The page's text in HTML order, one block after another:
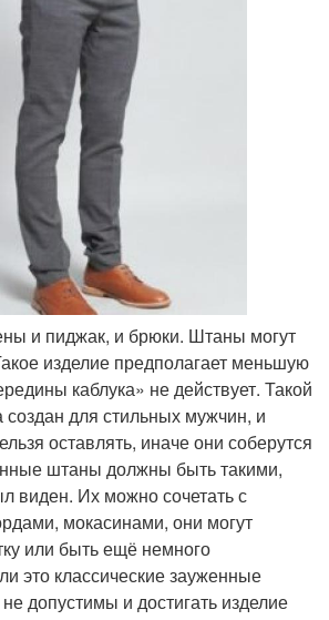
и пиджак, и брюки. Штаны могут
изделие предполагает меньшую
каблука» не действует. Такой
создан для стильных мужчин, и
оставлять, иначе они соберутся
штаны должны быть такими,
виден. Их можно сочетать с
мокасинами, они могут
или быть ещё немного
это классические зауженные
допустимы и достигать изделие